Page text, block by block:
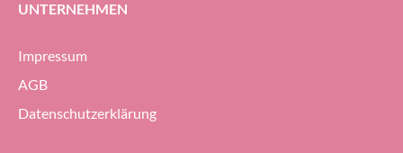
UNTERNEHMEN
Impressum
AGB
Datenschutzerklärung